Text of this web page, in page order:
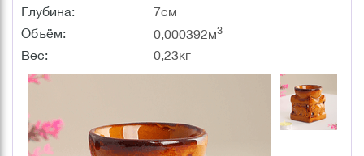
Глубина:
7см
Объём:
0,000392м3
Вес: 0,23кг